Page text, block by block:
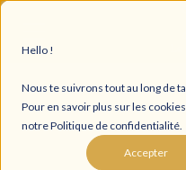
Hello !
Nous te suivrons tout au long de ta
Pour en savoir plus sur les
notre Politique de confidentialité.
Accepter